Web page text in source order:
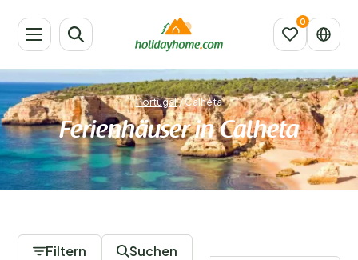
Portugal/Calheta
Ferienhäuser in Calheta
Filtern Suchen